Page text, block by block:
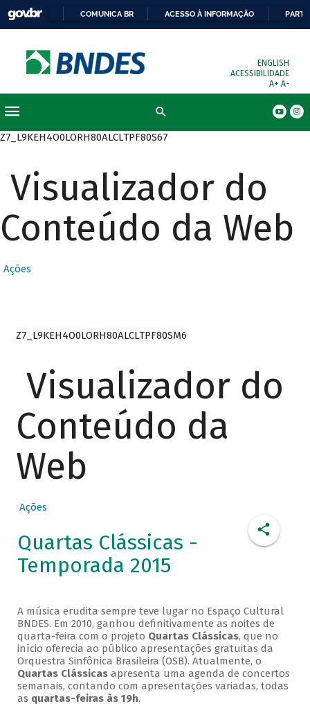
COMUNICA BR ACESSO À INFORMAÇÃO
ENGLISH
ACESSIBILIDADE
A+ A-
Z7_L9KEH4O0LORH80ALCLTPF80S67
Visualizador do
Conteúdo da Web
Ações
Z7_L9KEH4O0LORH80ALCLTPF80SM6
Visualizador do
Conteúdo da
Web
Ações
Quartas Clássicas -
Temporada 2015
A música erudita sempre teve lugar no Espaço Cultural
BNDES. Em 2010, ganhou definitivamente as noites de
quarta-feira com o projeto Quartas Clássicas, que no
início oferecia ao público apresentações gratuitas da
Orquestra Sinfônica Brasileira (OSB). Atualmente, o
Quartas Clássicasapresenta uma agenda de concertos
semanais, contando com apresentações variadas, todas
as quartas-feiras às 19h.